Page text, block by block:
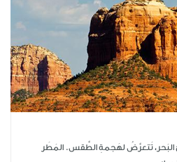
تَتعرَّضُ لهَجمةِ الطَّقس. المَطَر